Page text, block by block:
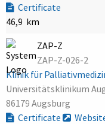
Certificate
46,9 km
ZAP-Z
ZAP-Z-026-2
Klinik für
Universitätsklinikum
86179 Augsburg
Certificate